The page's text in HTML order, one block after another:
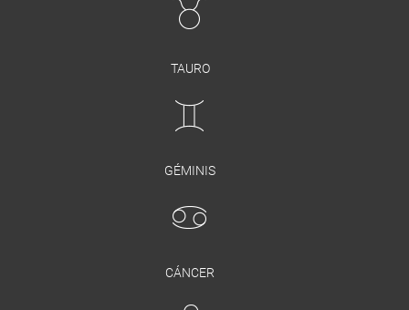
TAURO
GÉMINIS
CÁNCER